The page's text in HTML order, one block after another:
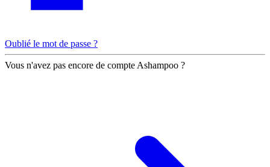
Oublié le mot de passe ?
Vous n'avez pas encore de compte Ashampoo ?